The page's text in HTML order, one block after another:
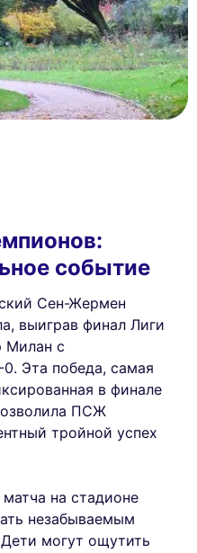
событие
Сен-Жермен
выиграв финал Лиги
Милан с
Эта победа, самая
в финале
ПСЖ
тройной успех
на стадионе
незабываемым
могут ощутить